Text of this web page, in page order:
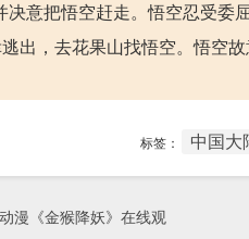
意把悟空赶走。悟空忍受
出，去花果山找悟空。悟空
标签： 中国大
漫《金猴降妖》在线观